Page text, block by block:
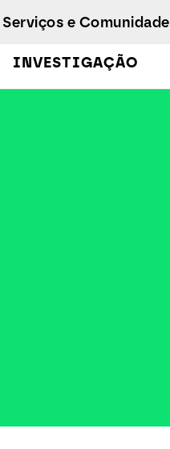
INVESTIGAÇÃO
Serviços e Comunidade